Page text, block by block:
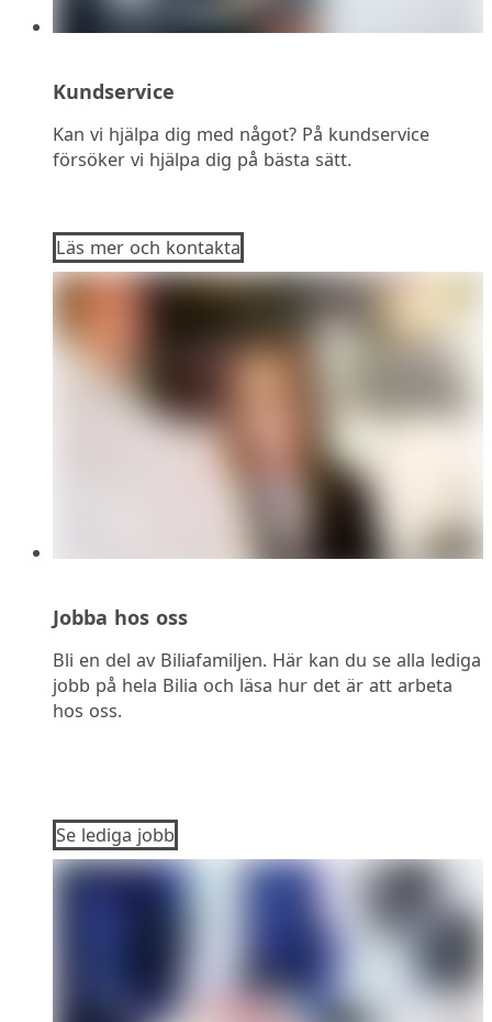
Kundservice
Kan vi hjälpa dig med något? På kundservice
försöker vi hjälpa dig på bästa sätt.
Läs mer och kontakta
Jobba hos oss
Bli en del av Biliafamiljen. Här kan du se alla lediga
jobb på hela Bilia och läsa hur det är att arbeta
hos oss.
Se lediga jobb